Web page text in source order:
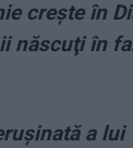
creşte în
născuţi în
a lui